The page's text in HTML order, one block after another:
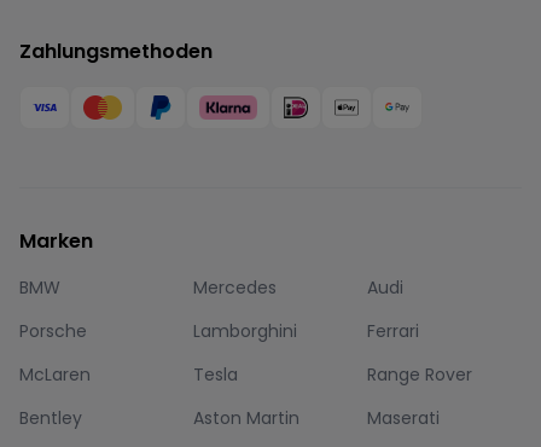
Zahlungsmethoden
Marken
BMW Mercedes
Audi
Porsche
Lamborghini
Ferrari
McLaren
Tesla
Range Rover
Bentley
Aston Martin
Maserati